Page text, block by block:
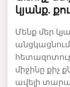
կյանք.
Մենք մեր
միջինը քիչ
ավելի